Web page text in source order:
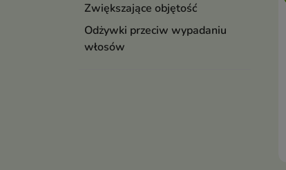
Zwiększające objętość
Odżywki przeciw wypadaniu
włosów